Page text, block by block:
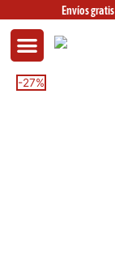
contenido
Envíos
-27%
Pantalones
cortos